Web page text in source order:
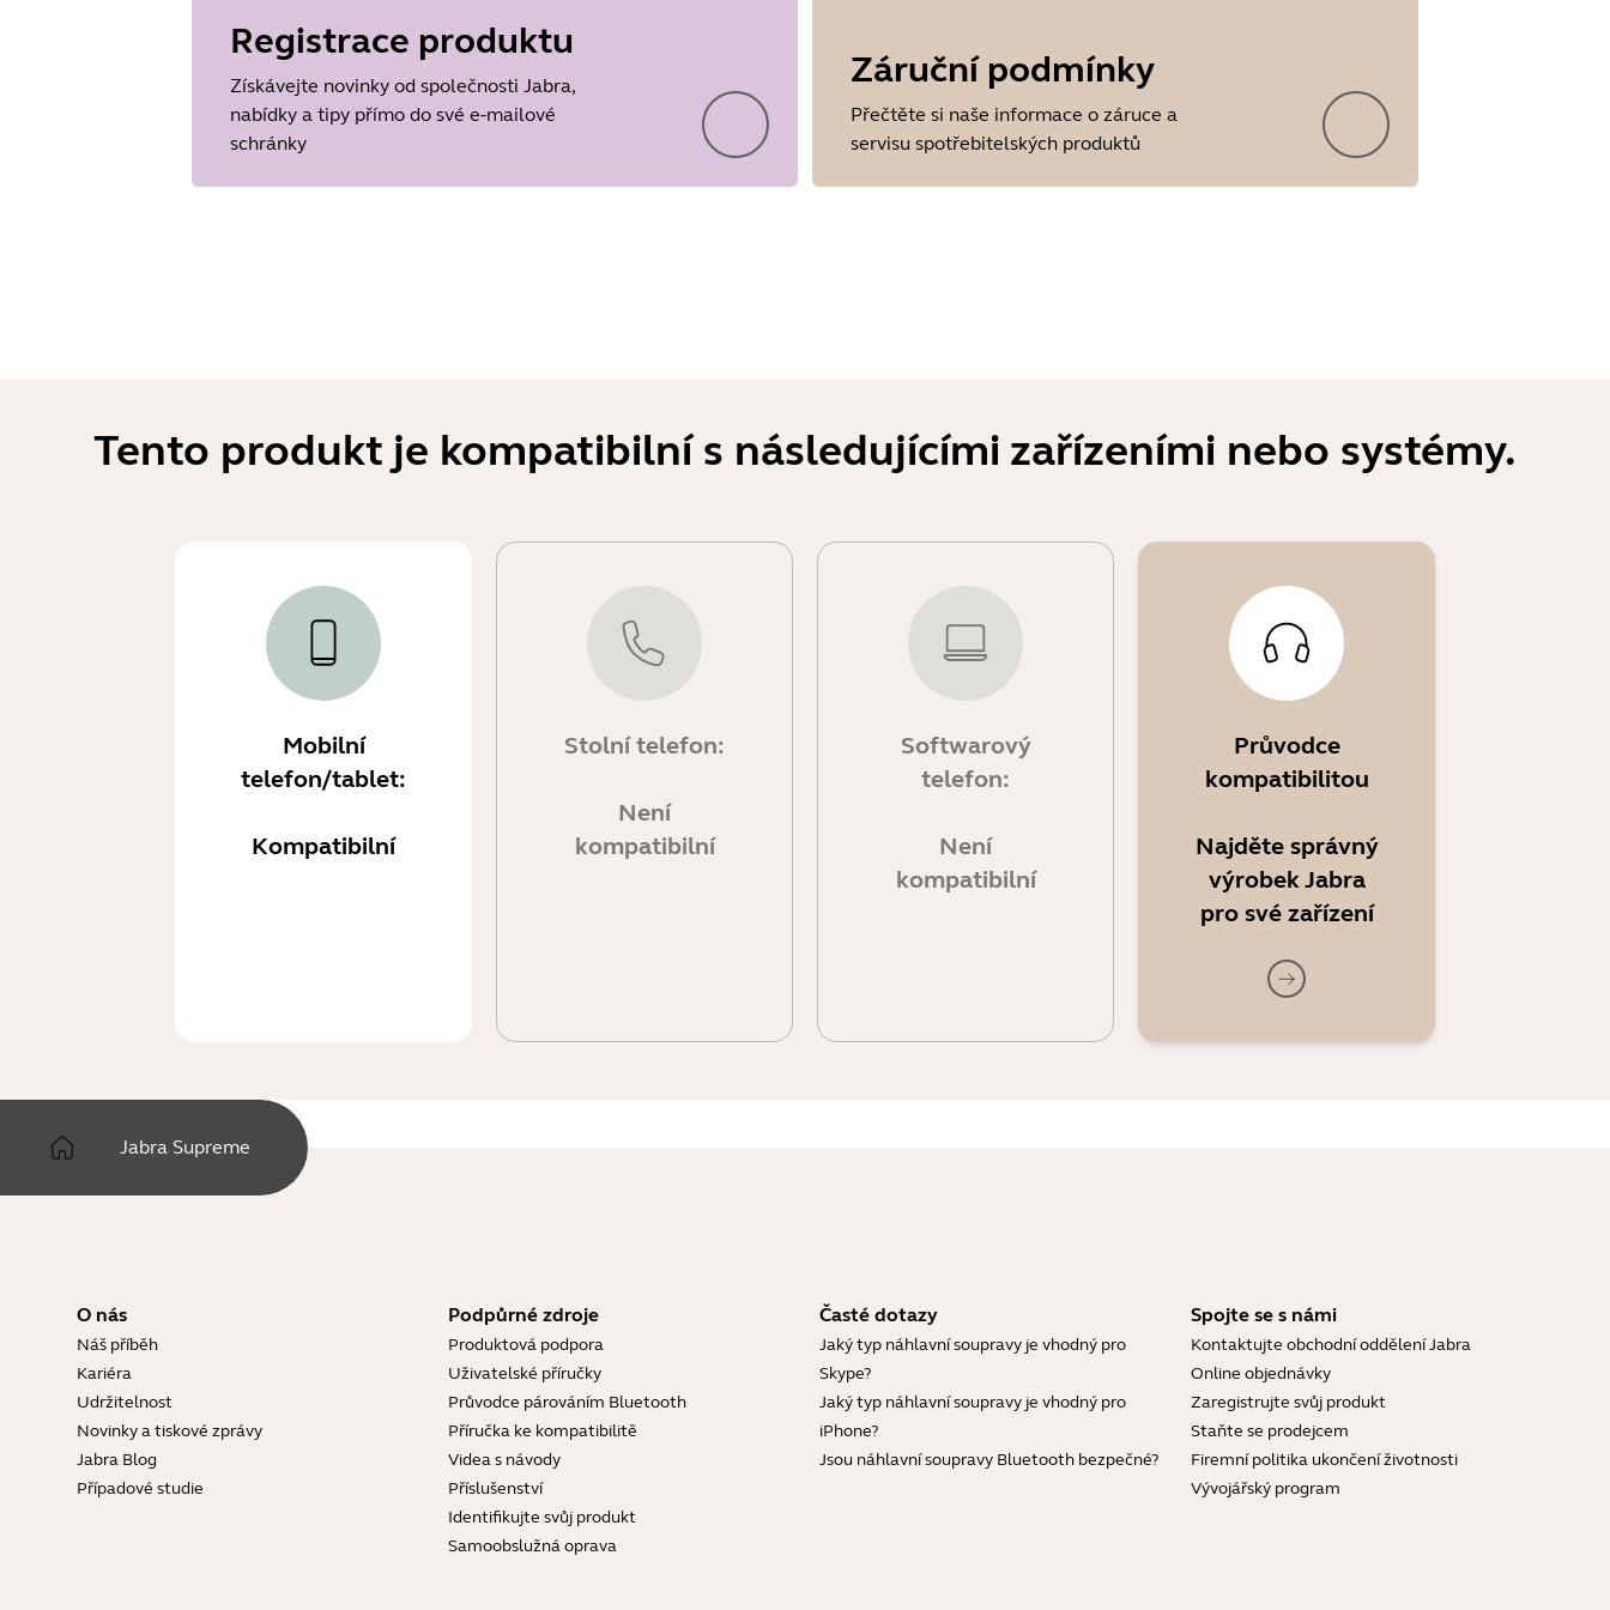
Showing 5 of 34
Angličtina
Release date 2026/05/27
8.1.14601
Registrace produktu
Získávejte novinky od společnosti Jabra,
nabídky a tipy přímo do své e-mailové
schránky
Záruční podmínky
Přečtěte si naše informace o záruce a
servisu spotřebitelských produktů
Tento produkt je kompatibilní s následujícími zařízeními nebo systémy.
Mobilní
telefon/tablet:
Kompatibilní
Stolní telefon:
Není
kompatibilní
Softwarový
telefon:
Není
kompatibilní
Průvodce
kompatibilitou
Najděte správný
výrobek Jabra
pro své zařízení
Jabra Supreme
O nás
Náš příběh
Kariéra
Udržitelnost
Novinky a tiskové zprávy
Jabra Blog
Případové studie
Podpůrné zdroje
Produktová podpora
Uživatelské příručky
Průvodce párováním Bluetooth
Příručka ke kompatibilitě
Videa s návody
Příslušenství
Identifikujte svůj produkt
Samoobslužná oprava
Časté dotazy
Jaký typ náhlavní soupravy je vhodný pro
Skype?
Jaký typ náhlavní soupravy je vhodný pro
iPhone?
Jsou náhlavní soupravy Bluetooth bezpečné?
Spojte se s námi
Kontaktujte obchodní oddělení Jabra
Online objednávky
Zaregistrujte svůj produkt
Staňte se prodejcem
Firemní politika ukončení životnosti
Vývojářský program